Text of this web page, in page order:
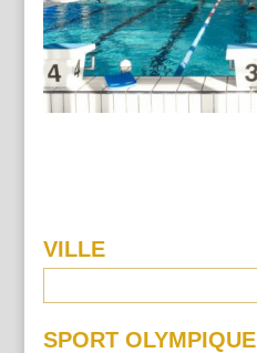
Recherche
VILLE
SPORT OLYMPIQUE